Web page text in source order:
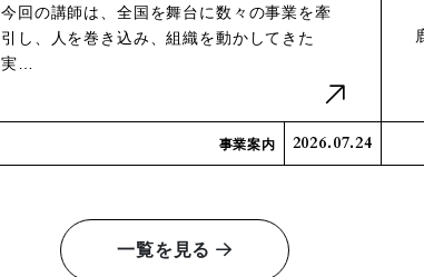
今回の講師は、全国を舞台に数々の事業を牽
引し、人を巻き込み、組織を動かしてきた
実…
事業案内 2026.07.24
一覧を見る